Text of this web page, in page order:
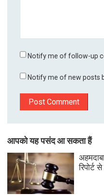
Notify me of follow-up
Notify me of new posts
आपको यह पसंद आ सकता हैं
रिपोर्ट